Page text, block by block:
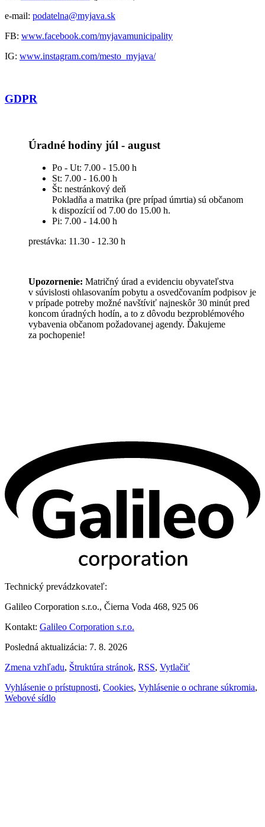
e-mail: podatelna@myjava.sk
FB: www.facebook.com/myjavamunicipality
IG: www.instagram.com/mesto_myjava/
GDPR
Úradné hodiny júl - august
Po - Ut: 7.00 - 15.00 h
St: 7.00 - 16.00 h
Št: nestránkový deň
Pokladňa a matrika (pre prípad úmrtia) sú občanom
k dispozícií od 7.00 do 15.00 h.
Pi: 7.00 - 14.00 h
prestávka: 11.30 - 12.30 h
Upozornenie: Matričný úrad a evidenciu obyvateľstva
v súvislosti ohlasovaním pobytu a osvedčovaním podpisov je
v prípade potreby možné navštíviť najneskôr 30 minút pred
koncom úradných hodín, a to z dôvodu bezproblémového
vybavenia občanom požadovanej agendy. Ďakujeme
za pochopenie!
Technický prevádzkovateľ:
Galileo Corporation s.r.o., Čierna Voda 468, 925 06
Kontakt: Galileo Corporation s.r.o.
Posledná aktualizácia: 7. 8. 2026
Zmena vzhľadu, Štruktúra stránok, RSS, Vytlačiť
Vyhlásenie o prístupnosti, Cookies, Vyhlásenie o ochrane súkromia,
Webové sídlo